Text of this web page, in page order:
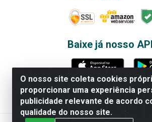
O nosso site coleta cookies
proporcionar uma experiência
publicidade relevante de acordo
qualidade do nosso site.
Baixe já nosso
Rede